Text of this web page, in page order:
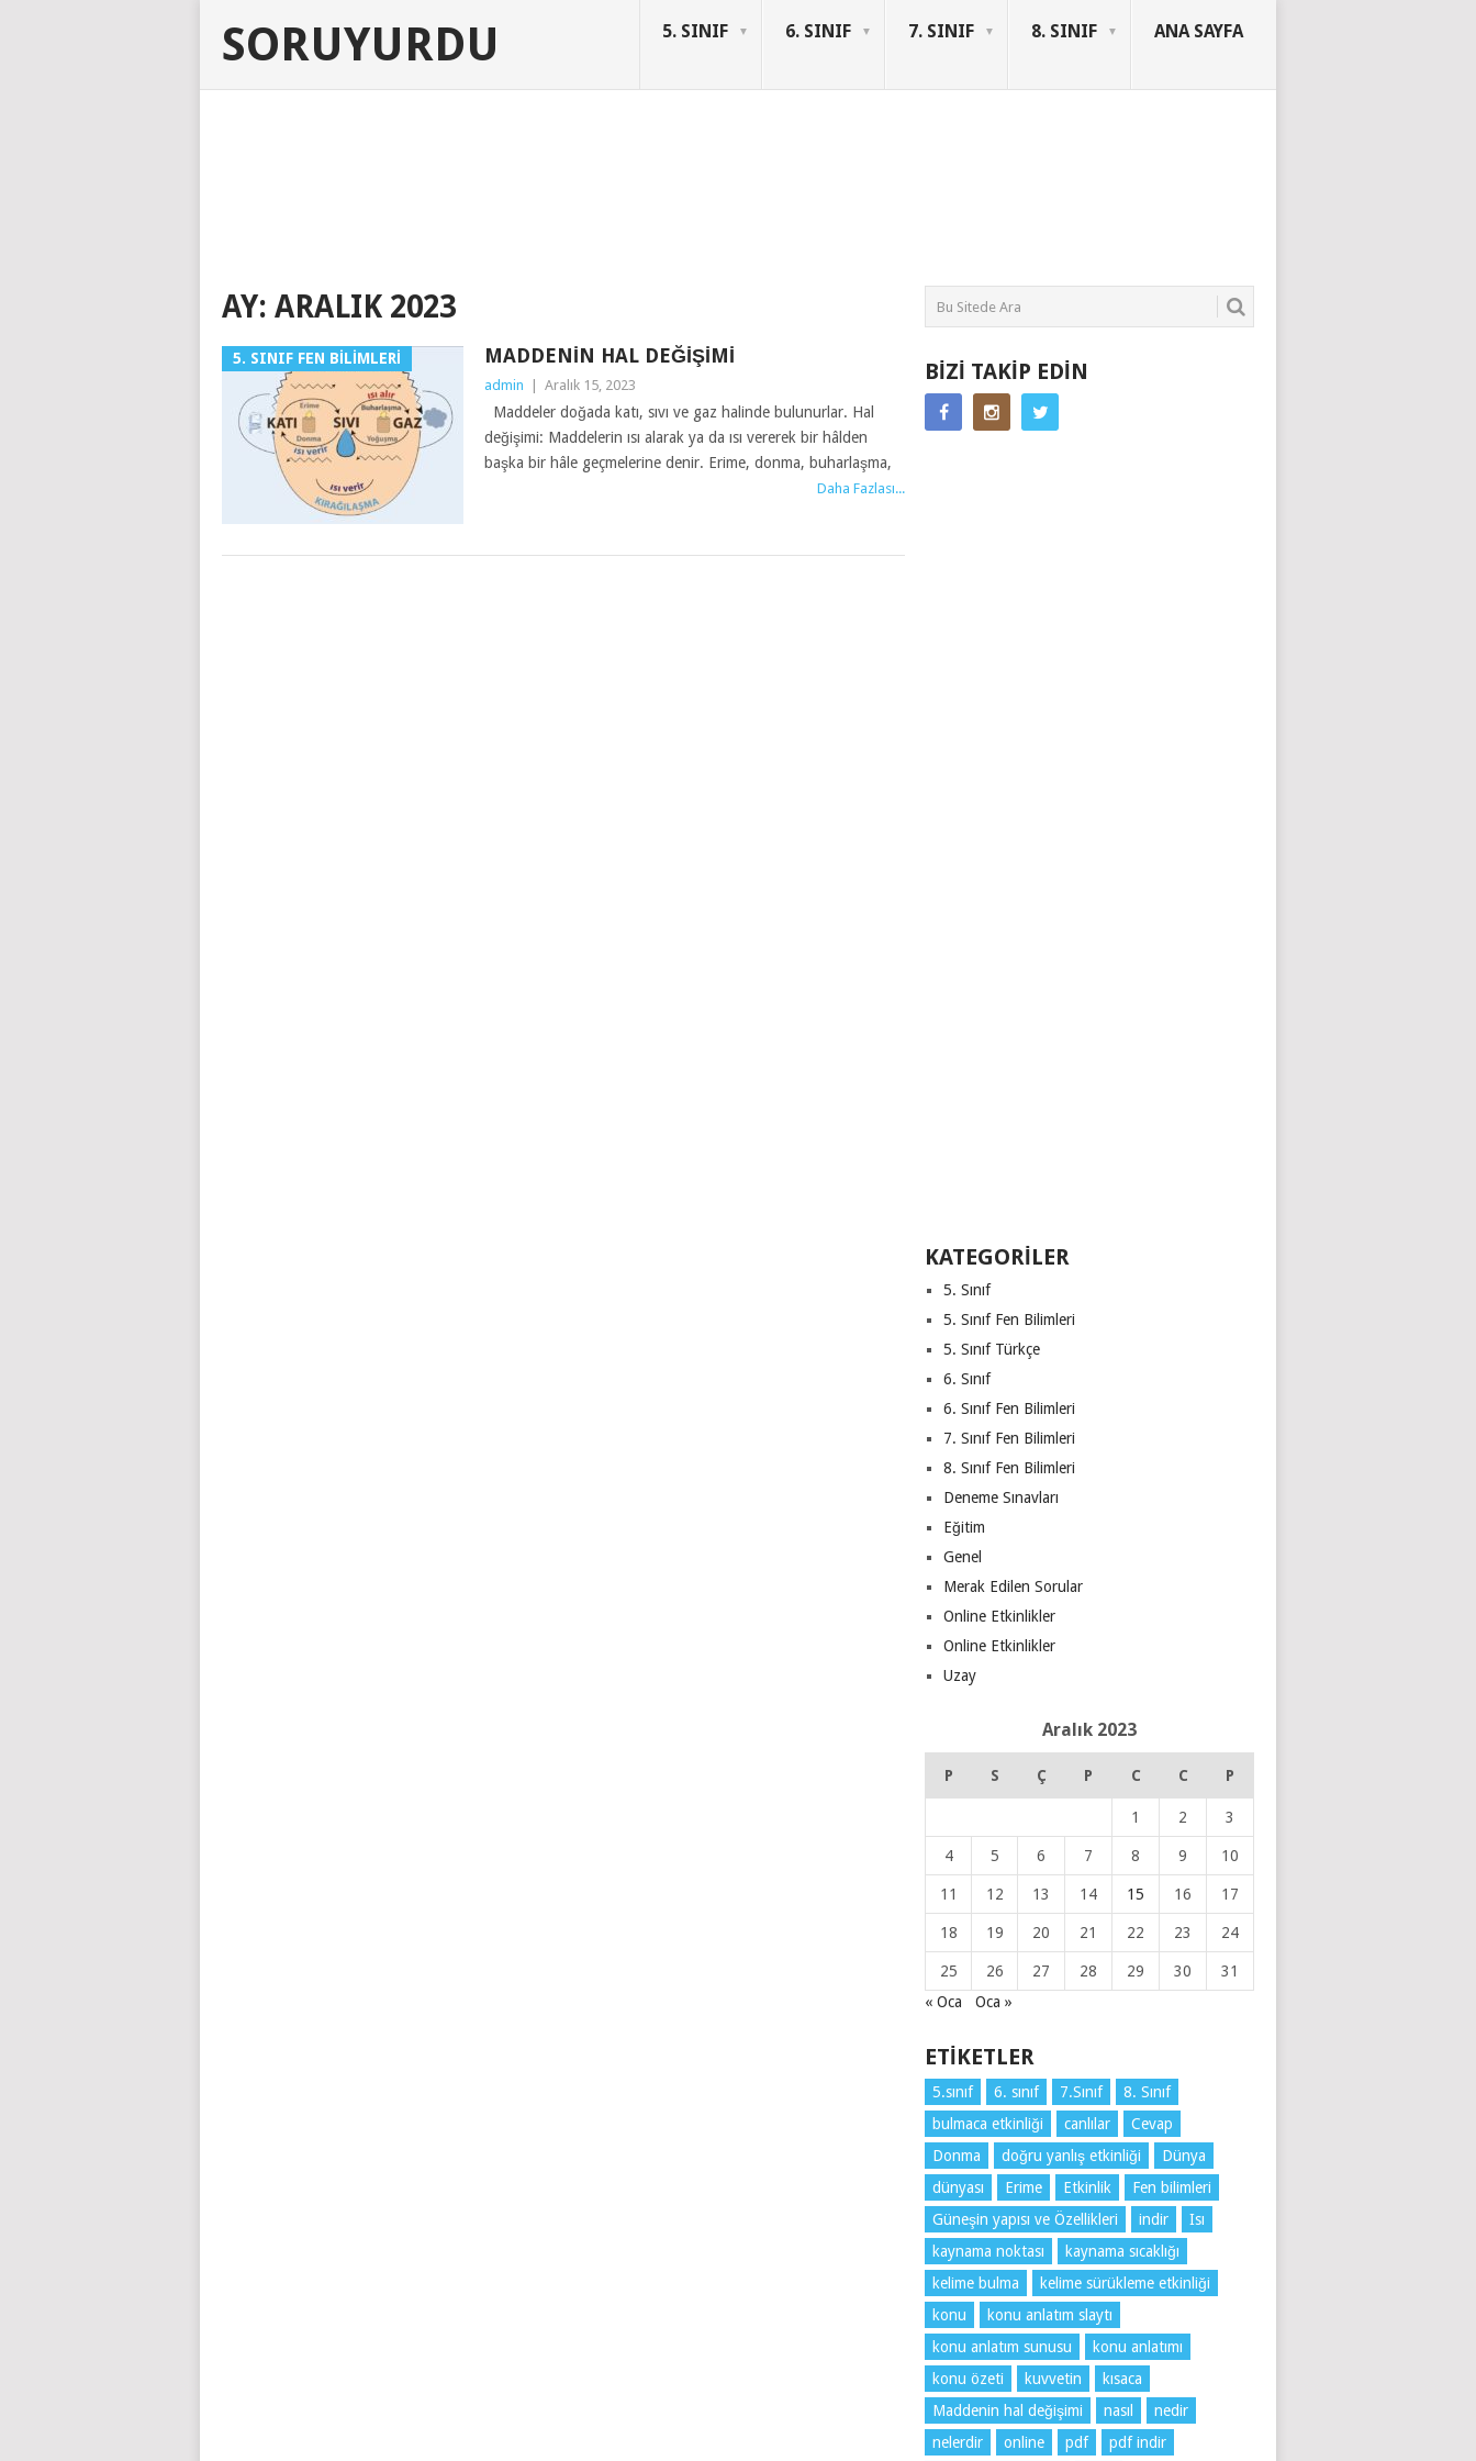
SORUYURDU 5. SINIF 6. SINIF 7. SINIF 8. SINIF ANA SAYFA
AY: ARALIK 2023
5. SINIF FEN BILIMLERI MADDENIN HAL DEĞIŞIMI
admin Aralık 15, 2023
Maddeler doğada katı, sıvı ve gaz halinde bulunurlar. Hal
değişimi: Maddelerin ısı alarak ya da ısı vererek bir hâlden
başka bir hâle geçmelerine denir. Erime, donma, buharlaşma,
Daha Fazlası...
BIZI TAKIP EDIN
KATEGORILER
5. Sınıf
5. Sınıf Fen Bilimleri
5. Sınıf Türkçe
6. Sınıf
6. Sınıf Fen Bilimleri
7. Sınıf Fen Bilimleri
8. Sınıf Fen Bilimleri
Deneme Sınavları
Eğitim
Genel
Merak Edilen Sorular
Online Etkinlikler
Online Etkinlikler
Uzay
Aralık 2023
P S Ç P C C P
1 2 3
4 5 6 7 8 9 10
11 12 13 14 15 16 17
18 19 20 21 22 23 24
25 26 27 28 29 30
31
« Oca
Oca »
ETIKETLER
5.sınıf 6. sınıf 7.Sınıf
8. Sınıf
bulmaca etkinliği
canlılar
Cevap
Donma
doğru yanlış etkinliği
Dünya
dünyası
Erime Etkinlik
Fen bilimleri
Güneşin yapısı ve Özellikleri
indir
Isı
kaynama noktası
kaynama sıcaklığı
kelime bulma
kelime sürükleme etkinliği
konu
konu anlatım slaytı
konu anlatım sunusu
konu anlatımı
konu özeti
kuvvetin
kısaca
Maddenin hal değişimi
nasıl
nedir
nelerdir
online pdf
pdf indir